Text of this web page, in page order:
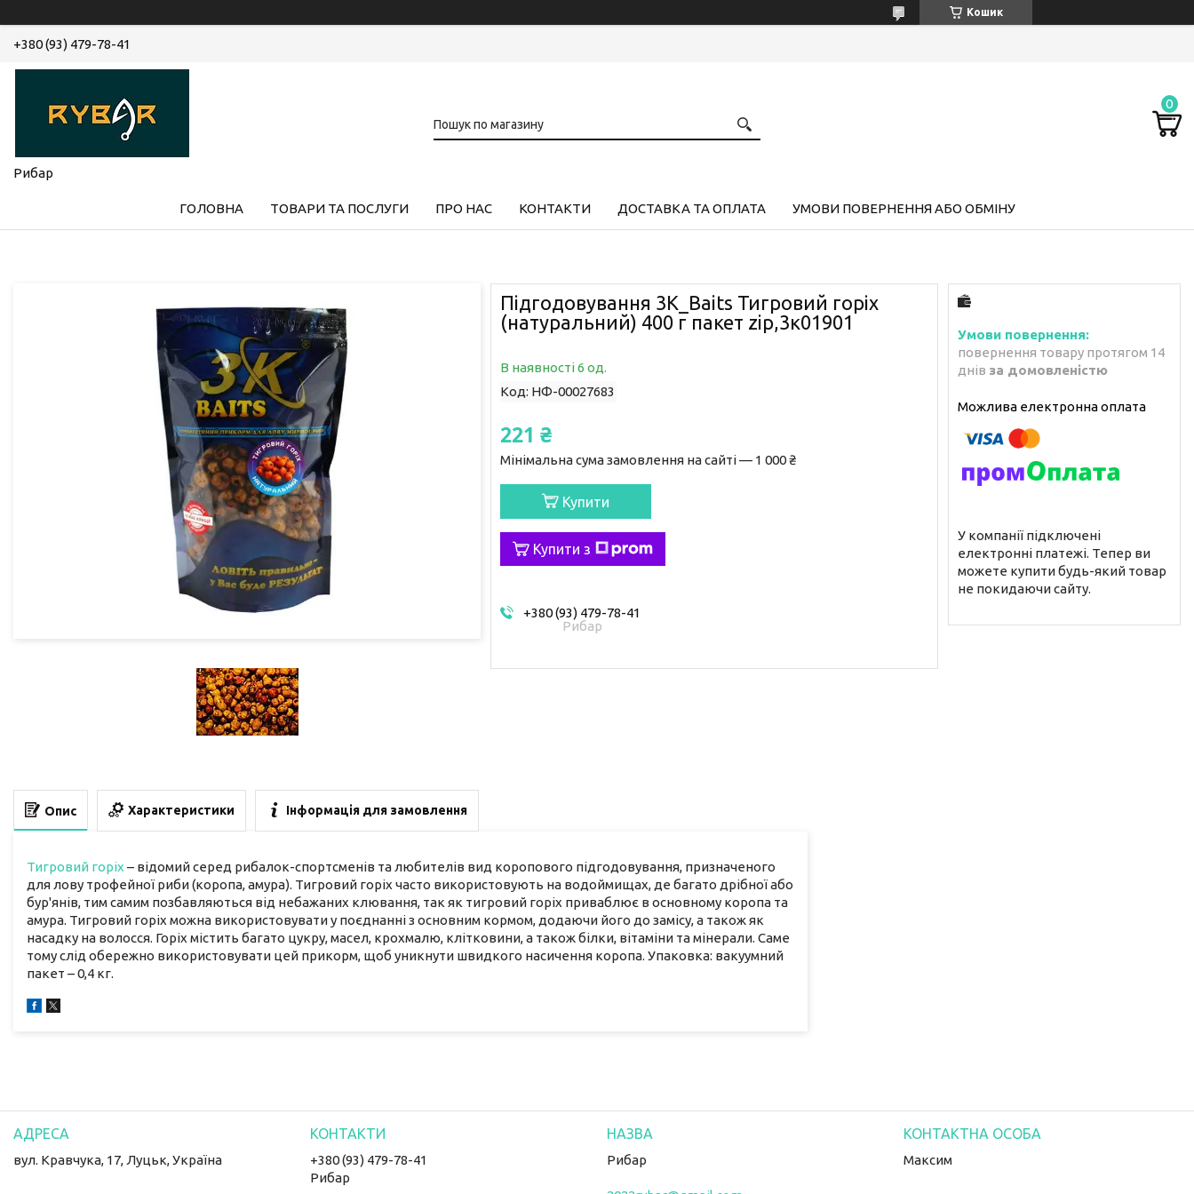
Кошик
+380 (93) 479-78-41
Рибар
ГОЛОВНА ТОВАРИ ТА ПОСЛУГИ ПРО НАС КОНТАКТИ ДОСТАВКА ТА ОПЛАТА УМОВИ ПОВЕРНЕННЯ АБО ОБМІНУ
Підгодовування 3K_Baits Тигровий горіх
(натуральний) 400 г пакет zip,3к01901
В наявності 6 од.
Код: НФ-00027683
221 ₴
Мінімальна сума замовлення на сайті — 1 000 ₴
Купити
Купити з
+380 (93) 479-78-41
Рибар
повернення товару протягом 14
днів за домовленістю
У компанії підключені
електронні платежі. Тепер ви
можете купити будь-який товар
не покидаючи сайту.
Опис Характеристики Інформація для замовлення
Тигровий горіх – відомий серед рибалок-спортсменів та любителів вид коропового підгодовування, призначеного
для лову трофейної риби (коропа, амура). Тигровий горіх часто використовують на водоймищах, де багато дрібної або
бур'янів, тим самим позбавляються від небажаних клювання, так як тигровий горіх приваблює в основному коропа та
амура. Тигровий горіх можна використовувати у поєднанні з основним кормом, додаючи його до замісу, а також як
насадку на волосся. Горіх містить багато цукру, масел, крохмалю, клітковини, а також білки, вітаміни та мінерали. Саме
тому слід обережно використовувати цей прикорм, щоб уникнути швидкого насичення коропа. Упаковка: вакуумний
пакет – 0,4 кг.
вул. Кравчука, 17, Луцьк, Україна
+380 (93) 479-78-41
Рибар
Рибар Максим